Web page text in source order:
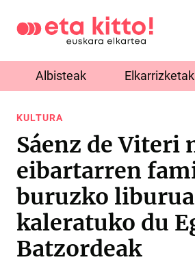
Albisteak Elkarrizketak
KULTURA
Sáenz de Viteri
eibartarren
buruzko liburua
kaleratuko du
Batzordeak